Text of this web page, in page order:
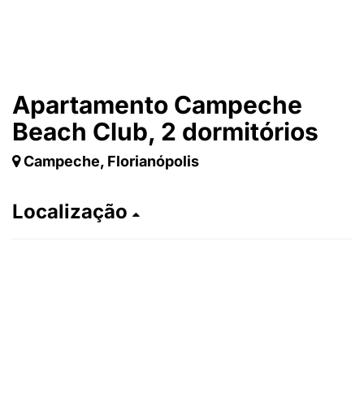
Apartamento Campeche
Beach Club, 2 dormitórios
Campeche, Florianópolis
Localização